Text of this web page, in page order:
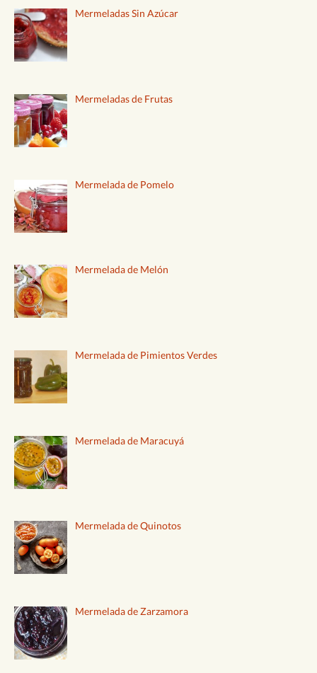
Mermeladas Sin Azúcar
Mermeladas de Frutas
Mermelada de Pomelo
Mermelada de Melón
Mermelada de Pimientos Verdes
Mermelada de Maracuyá
Mermelada de Quinotos
Mermelada de Zarzamora